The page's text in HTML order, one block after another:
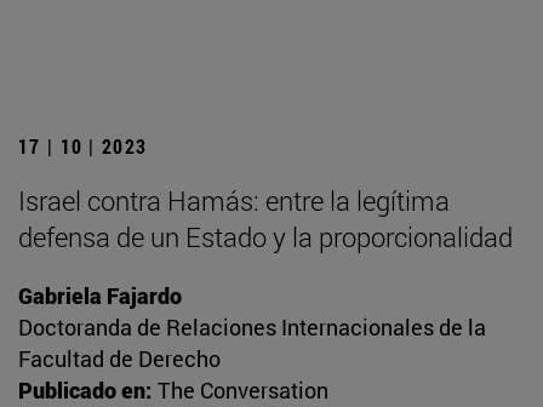
17 | 10 | 2023
Israel contra Hamás: entre la legítima
defensa de un Estado y la proporcionalidad
Gabriela Fajardo
Doctoranda de Relaciones Internacionales de la
Facultad de Derecho
Publicado en: The Conversation